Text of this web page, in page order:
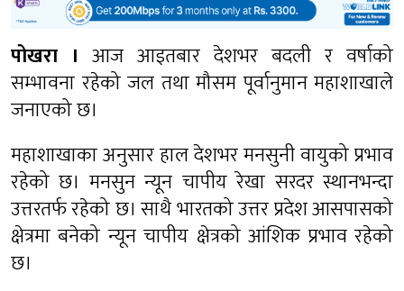
पोखरा । आज आइतबार देशभर बदली र वर्षाको
सम्भावना रहेको जल तथा मौसम पूर्वानुमान महाशाखाले
जनाएको छ।
महाशाखाका अनुसार हाल देशभर मनसुनी वायुको प्रभाव
रहेको छ। मनसुन न्यून चापीय रेखा सरदर स्थानभन्दा
उत्तरतर्फ रहेको छ। साथै भारतको उत्तर प्रदेश आसपासको
क्षेत्रमा बनेको न्यून चापीय क्षेत्रको आंशिक प्रभाव रहेको
छ।